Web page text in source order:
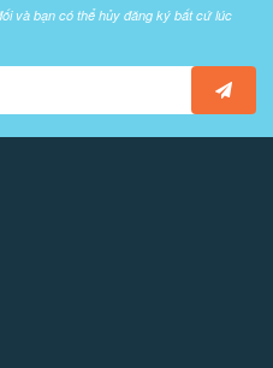
và bạn có thể hủy đăng ký bất cứ lúc